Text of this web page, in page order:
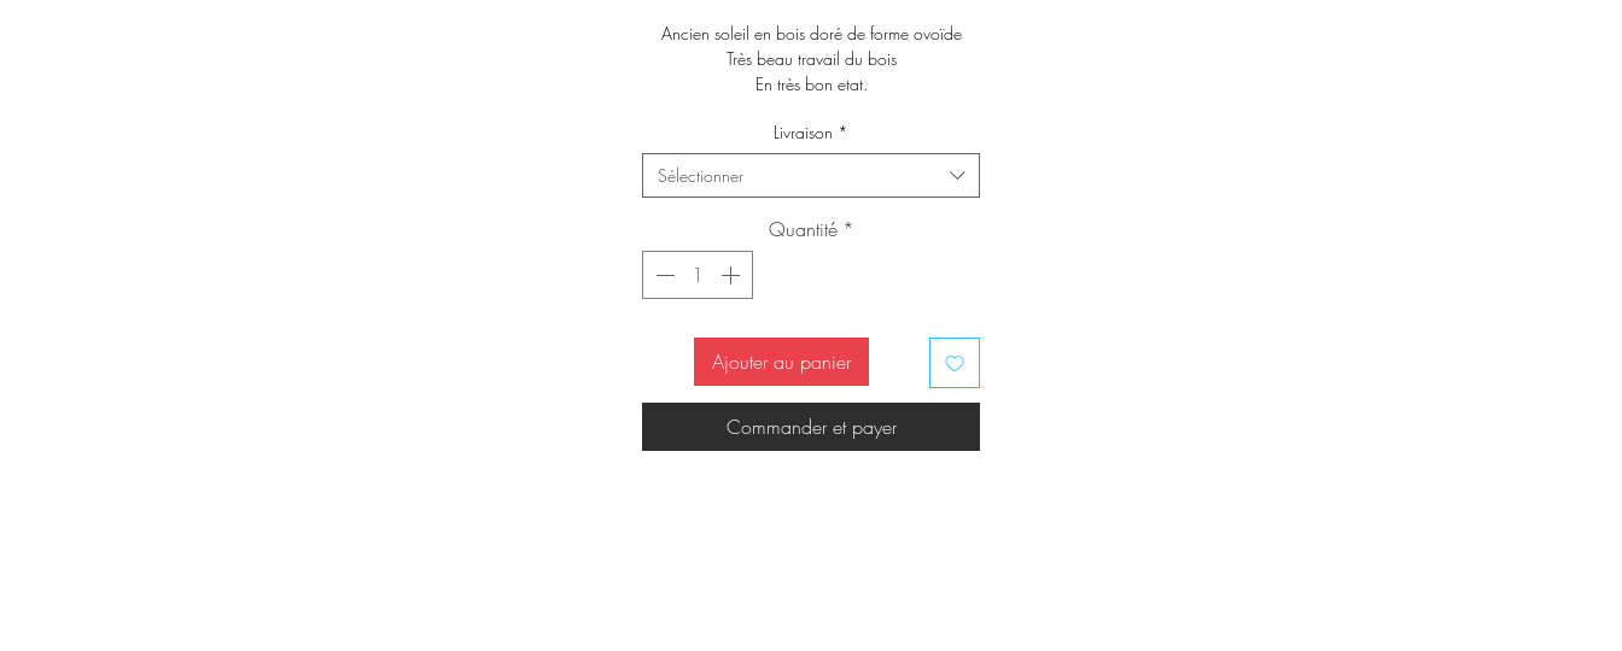
Ancien soleil en bois doré de forme ovoïde
Très beau travail du bois
En très bon etat.
Livraison *
Sélectionner
Quantité *
Ajouter au panier
Commander et payer